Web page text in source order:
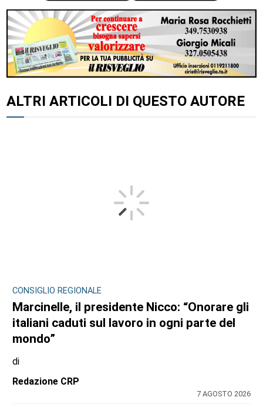
ALTRI ARTICOLI DI QUESTO AUTORE
CONSIGLIO REGIONALE
Marcinelle, il presidente Nicco: “Onorare gli
italiani caduti sul lavoro in ogni parte del
mondo”
di
Redazione CRP
7 AGOSTO 2026